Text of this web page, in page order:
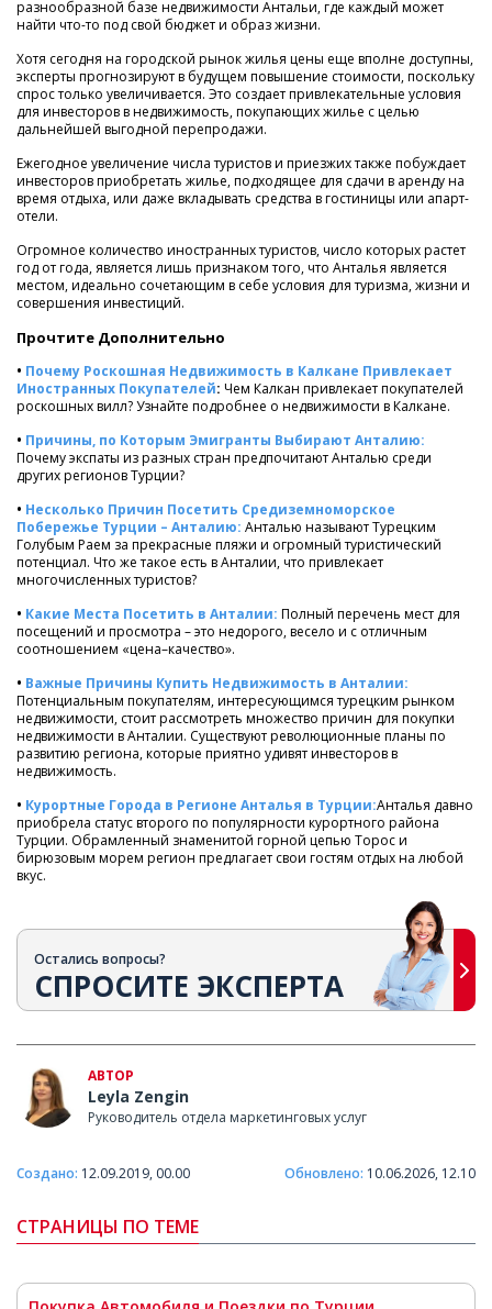
разнообразной базе недвижимости Антальи, где каждый может
найти что-то под свой бюджет и образ жизни.
Хотя сегодня на городской рынок жилья цены еще вполне доступны,
эксперты прогнозируют в будущем повышение стоимости, поскольку
спрос только увеличивается. Это создает привлекательные условия
для инвесторов в недвижимость, покупающих жилье с целью
дальнейшей выгодной перепродажи.
Ежегодное увеличение числа туристов и приезжих также побуждает
инвесторов приобретать жилье, подходящее для сдачи в аренду на
время отдыха, или даже вкладывать средства в гостиницы или апарт-
отели.
Огромное количество иностранных туристов, число которых растет
год от года, является лишь признаком того, что Анталья является
местом, идеально сочетающим в себе условия для туризма, жизни и
совершения инвестиций.
Прочтите Дополнительно
• Почему Роскошная Недвижимость в Калкане Привлекает
Иностранных Покупателей: Чем Калкан привлекает покупателей
роскошных вилл? Узнайте подробнее о недвижимости в Калкане.
• Причины, по Которым Эмигранты Выбирают Анталию:
Почему экспаты из разных стран предпочитают Анталью среди
других регионов Турции?
• Несколько Причин Посетить Средиземноморское
Побережье Турции – Анталию: Анталью называют Турецким
Голубым Раем за прекрасные пляжи и огромный туристический
потенциал. Что же такое есть в Анталии, что привлекает
многочисленных туристов?
• Какие Места Посетить в Анталии: Полный перечень мест для
посещений и просмотра – это недорого, весело и с отличным
соотношением «цена–качество».
• Важные Причины Купить Недвижимость в Анталии:
Потенциальным покупателям, интересующимся турецким рынком
недвижимости, стоит рассмотреть множество причин для покупки
недвижимости в Анталии. Существуют революционные планы по
развитию региона, которые приятно удивят инвесторов в
недвижимость.
• Курортные Города в Регионе Анталья в Турции:Анталья давно
приобрела статус второго по популярности курортного района
Турции. Обрамленный знаменитой горной цепью Торос и
бирюзовым морем регион предлагает свои гостям отдых на любой
вкус.
Остались вопросы?
СПРОСИТЕ ЭКСПЕРТА
АВТОР
Leyla Zengin
Руководитель отдела маркетинговых услуг
Создано: 12.09.2019, 00.00 Обновлено: 10.06.2026, 12.10
СТРАНИЦЫ ПО ТЕМЕ